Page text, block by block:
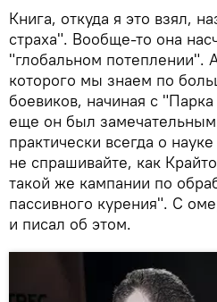
Книга, откуда я это взял,
страха". Вообще-то она
"глобальном потеплении".
которого мы знаем по
боевиков, начиная с
еще он был
практически всегда о
не спрашивайте, как
такой же кампании по
пассивного курения". С
и писал об этом.